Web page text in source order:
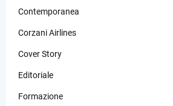
Contemporanea
Corzani Airlines
Cover Story
Editoriale
Formazione